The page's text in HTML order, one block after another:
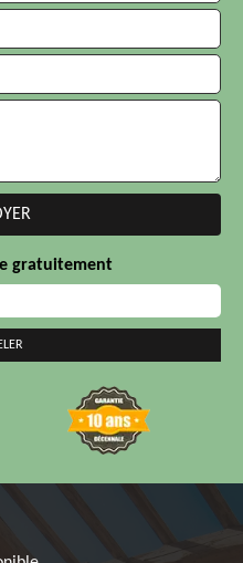
gratuitement